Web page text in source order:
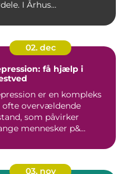
I Århus...
02. dec
få hjælp i
er en kompleks
ofte overvældende
som påvirker
mennesker p&...
03. nov